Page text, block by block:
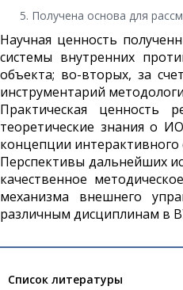
Получена основа для
Научная ценность
системы внутренних
объекта; во-вторых, за
инструментарий
Практическая ценность
теоретические знания о
концепции интерактивного
Перспективы дальнейших
качественное
механизма внешнего
различным дисциплинам в
Список литературы